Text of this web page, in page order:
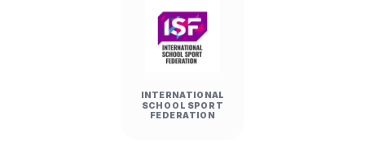
INTERNATIONAL
SCHOOL SPORT
FEDERATION